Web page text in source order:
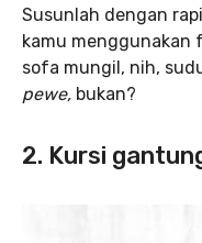
Susunlah dengan
kamu menggunakan
sofa mungil, nih,
pewe, bukan?
2. Kursi